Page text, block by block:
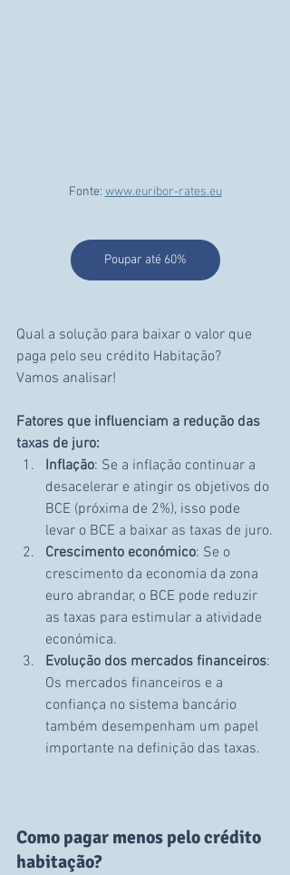
Fonte: www.euribor-rates.eu
Poupar até 60%
Qual a solução para baixar o valor que
paga pelo seu crédito Habitação?
Vamos analisar!
Fatores que influenciam a redução das
taxas de juro:
Inflação: Se a inflação continuar a
desacelerar e atingir os objetivos do
BCE (próxima de 2%), isso pode
levar o BCE a baixar as taxas de juro.
Crescimento económico: Se o
crescimento da economia da zona
euro abrandar, o BCE pode reduzir
as taxas para estimular a atividade
económica.
Evolução dos mercados financeiros:
Os mercados financeiros e a
confiança no sistema bancário
também desempenham um papel
importante na definição das taxas.
Como pagar menos pelo crédito
habitação?